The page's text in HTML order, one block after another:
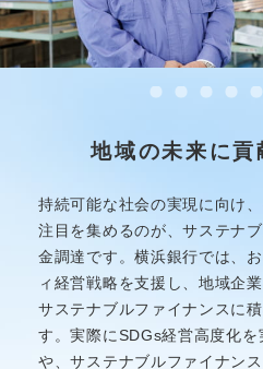
地域の未来に貢
持続可能な社会の実現に向け
注目を集めるのが、サステナ
金調達です。横浜銀行では、
ィ経営戦略を支援し、 地域企
サステナブルファイナンスに
す。実際にSDGs経営高度化
や、サステナブルファイナン